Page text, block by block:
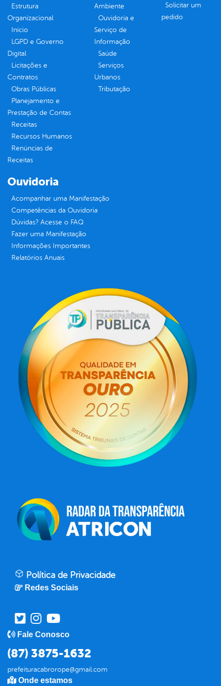
Estrutura
Organizacional
Inicio
LGPD e Governo
Digital
Licitações e
Contratos
Obras Públicas
Planejamento e
Prestação de Contas
Receitas
Recursos Humanos
Renúncias de
Receitas
Ambiente
Ouvidoria e
Serviço de
Informação
Saúde
Serviços
Urbanos
Tributação
Solicitar um
pedido
Ouvidoria
Acompanhar uma Manifestação
Competências da Ouvidoria
Dúvidas? Acesse o FAQ
Fazer uma Manifestação
Informações Importantes
Relatórios Anuais
Política de Privacidade
Redes Sociais
Fale Conosco
(87) 3875-1632
prefeituracabrorope@gmail.com
Onde estamos